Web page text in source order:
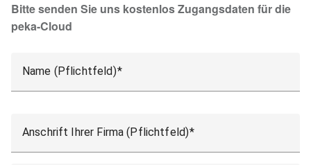
Bitte senden Sie uns kostenlos Zugangsdaten für die
peka-Cloud
Name (Pflichtfeld)
Anschrift Ihrer Firma (Pflichtfeld)